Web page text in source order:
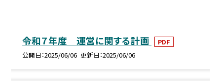
令和７年度 運営に関する計画
PDF
公開日 2025/06/06 更新日 2025/06/06